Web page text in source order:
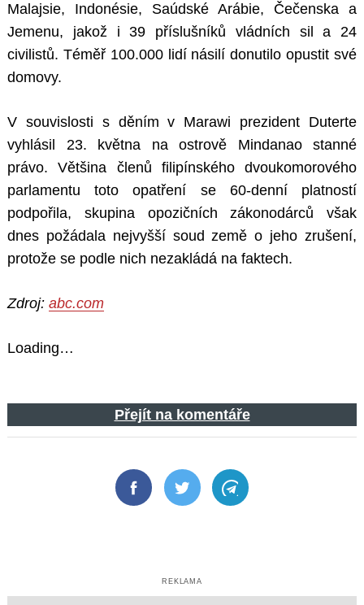
Malajsie, Indonésie, Saúdské Arábie, Čečenska a
Jemenu, jakož i 39 příslušníků vládních sil a 24
civilistů. Téměř 100.000 lidí násilí donutilo opustit své
domovy.
V souvislosti s děním v Marawi prezident Duterte
vyhlásil 23. května na ostrově Mindanao stanné
právo. Většina členů filipínského dvoukomorového
parlamentu toto opatření se 60-denní platností
podpořila, skupina opozičních zákonodárců však
dnes požádala nejvyšší soud země o jeho zrušení,
protože se podle nich nezakládá na faktech.
Zdroj: abc.com
Loading…
Přejít na komentáře
FacebookTwitter Telegram
REKLAMA